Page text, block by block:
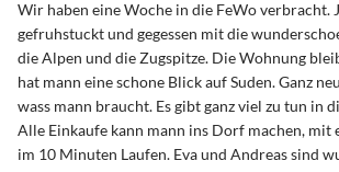
Wir haben eine Woche in die FeWo verbracht.
gefruhstuckt und gegessen mit die
die Alpen und die Zugspitze. Die Wohnung
hat mann eine schone Blick auf Suden. Ganz
wass mann braucht. Es gibt ganz viel zu tun in
Alle Einkaufe kann mann ins Dorf machen, mit
im 10 Minuten Laufen. Eva und Andreas sind